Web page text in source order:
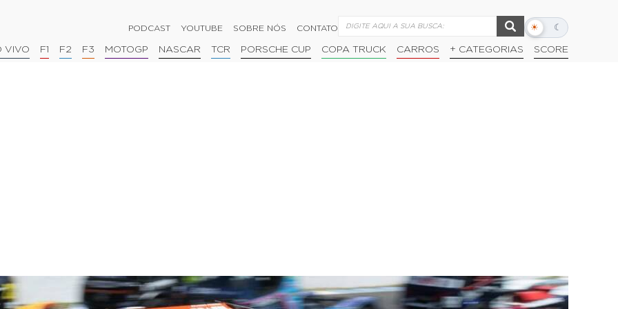
PODCAST YOUTUBE SOBRE NÓS CONTATO ☀ ☾
Alternar
escuro
VIVO F1 F2 F3 MOTOGP NASCAR TCR PORSCHE CUP COPA TRUCK CARROS + CATEGORIAS SCORE